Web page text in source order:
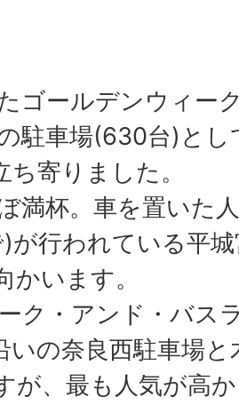
ゴールデンウィー
駐車場(630台)と
寄りました。
満杯。車を置いた
が行われている平
かいます。
ク・アンド・バス
いの奈良西駐車場
が、最も人気が高